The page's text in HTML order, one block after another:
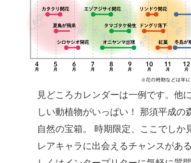
見どころカレンダーは一例です。他
しい動植物がいっぱい！ 那須平成の
自然の宝箱。
時期限定、ここでしか
レアキャラに出会えるチャンスがあ